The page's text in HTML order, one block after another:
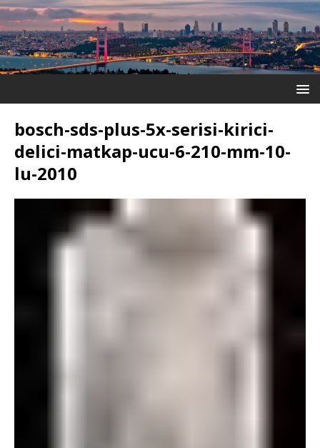
bosch-sds-plus-5x-serisi-kirici-
delici-matkap-ucu-6-210-mm-10-
lu-2010